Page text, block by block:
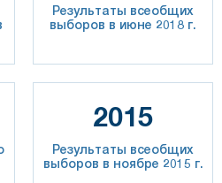
Результаты всеобщих
выборов в июне 2018 г.
2015
Результаты всеобщих
выборов в ноябре 2015 г.